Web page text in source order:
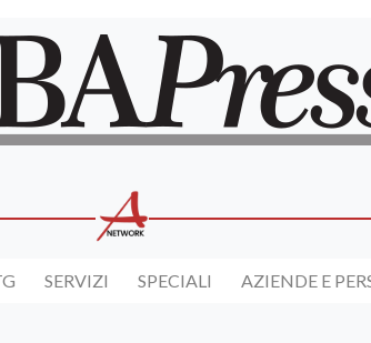
SERVIZI SPECIALI AZIENDE E